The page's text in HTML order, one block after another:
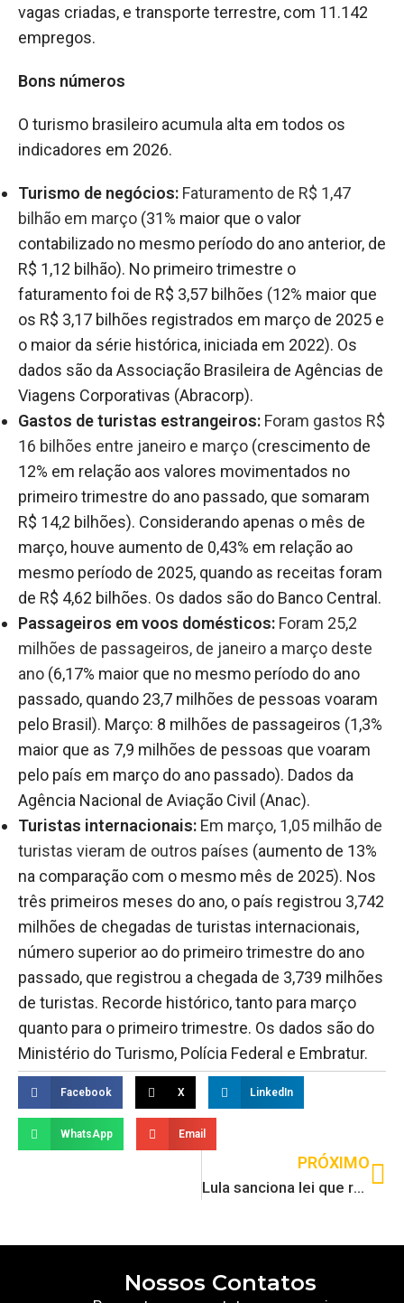
vagas criadas, e transporte terrestre, com 11.142
empregos.
Bons números
O turismo brasileiro acumula alta em todos os
indicadores em 2026.
Turismo de negócios: Faturamento de R$ 1,47
bilhão em março (31% maior que o valor
contabilizado no mesmo período do ano anterior, de
R$ 1,12 bilhão). No primeiro trimestre o
faturamento foi de R$ 3,57 bilhões (12% maior que
os R$ 3,17 bilhões registrados em março de 2025 e
o maior da série histórica, iniciada em 2022). Os
dados são da Associação Brasileira de Agências de
Viagens Corporativas (Abracorp).
Gastos de turistas estrangeiros: Foram gastos R$
16 bilhões entre janeiro e março (crescimento de
12% em relação aos valores movimentados no
primeiro trimestre do ano passado, que somaram
R$ 14,2 bilhões). Considerando apenas o mês de
março, houve aumento de 0,43% em relação ao
mesmo período de 2025, quando as receitas foram
de R$ 4,62 bilhões. Os dados são do Banco Central.
Passageiros em voos domésticos: Foram 25,2
milhões de passageiros, de janeiro a março deste
ano (6,17% maior que no mesmo período do ano
passado, quando 23,7 milhões de pessoas voaram
pelo Brasil). Março: 8 milhões de passageiros (1,3%
maior que as 7,9 milhões de pessoas que voaram
pelo país em março do ano passado). Dados da
Agência Nacional de Aviação Civil (Anac).
Turistas internacionais: Em março, 1,05 milhão de
turistas vieram de outros países (aumento de 13%
na comparação com o mesmo mês de 2025). Nos
três primeiros meses do ano, o país registrou 3,742
milhões de chegadas de turistas internacionais,
número superior ao do primeiro trimestre do ano
passado, que registrou a chegada de 3,739 milhões
de turistas. Recorde histórico, tanto para março
quanto para o primeiro trimestre. Os dados são do
Ministério do Turismo, Polícia Federal e Embratur.
Facebook X LinkedIn
WhatsApp Email
PRÓXIMO
Lula sanciona lei que regulamenta profissões da dança no Brasil
Nossos Contatos